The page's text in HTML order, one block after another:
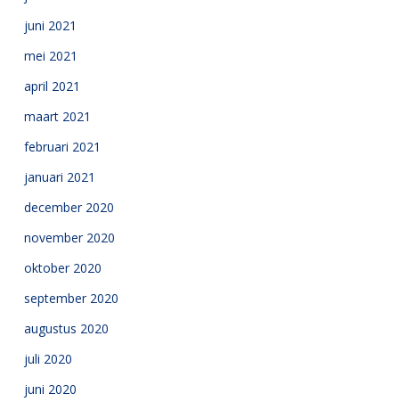
juni 2021
mei 2021
april 2021
maart 2021
februari 2021
januari 2021
december 2020
november 2020
oktober 2020
september 2020
augustus 2020
juli 2020
juni 2020